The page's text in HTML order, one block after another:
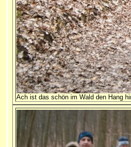
Ach ist das schön im Wald den Hang